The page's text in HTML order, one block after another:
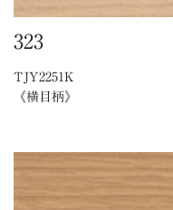
323
TJY2251K
《横目柄》